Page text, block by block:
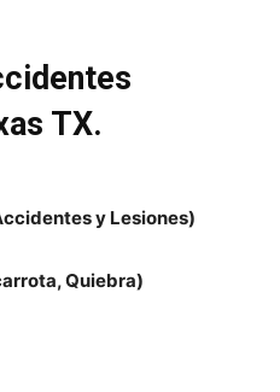
TX.
y Lesiones)
Quiebra)